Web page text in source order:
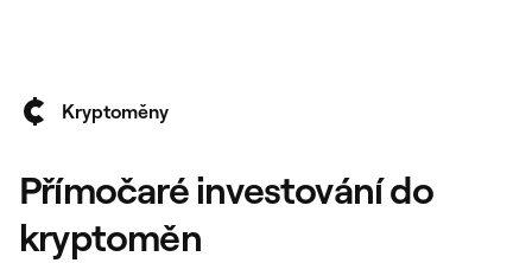
Kryptoměny
Přímočaré investování do
kryptoměn